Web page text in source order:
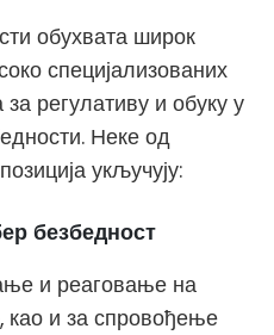
обухвата широк
специјализованих
регулативу и обуку у
Неке од
укључују:
безбедност
и реаговање на
као и за спровођење